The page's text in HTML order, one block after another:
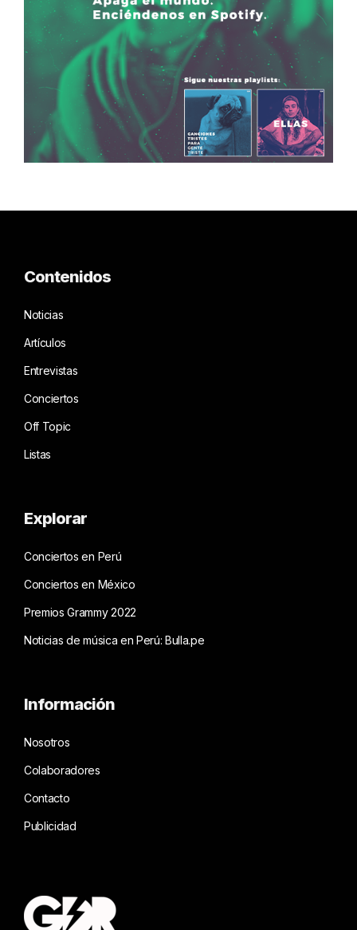
Contenidos
Noticias
Artículos
Entrevistas
Conciertos
Off Topic
Listas
Explorar
Conciertos en Perú
Conciertos en México
Premios Grammy 2022
Noticias de música en Perú: Bulla.pe
Información
Nosotros
Colaboradores
Contacto
Publicidad